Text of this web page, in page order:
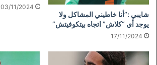
شايبي :”أنا خاطيني المشاكل ولا
يوجد أي “كلاش” اتجاه بيتكوفيتش”
17/11/2024
03/11/2024